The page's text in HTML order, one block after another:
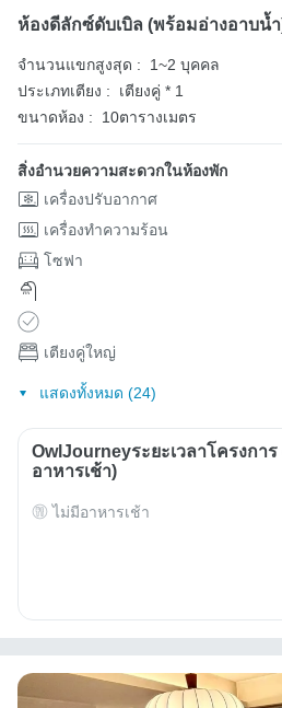
ห้องดีลักซ์ดับเบิล (พร้อมอ่างอาบน้
จำนวนแขกสูงสุด :
1~2 บุคคล
ประเภทเตียง :
เตียงคู่ * 1
ขนาดห้อง :
10ตารางเมตร
สิ่งอำนวยความสะดวกในห้องพัก
เครื่องปรับอากาศ
เครื่องทำความร้อน
โซฟา
เตียงคู่ใหญ่
แสดงทั้งหมด (24)
OwlJourneyระยะเวลาโครงการ
อาหารเช้า)
ไม่มีอาหารเช้า